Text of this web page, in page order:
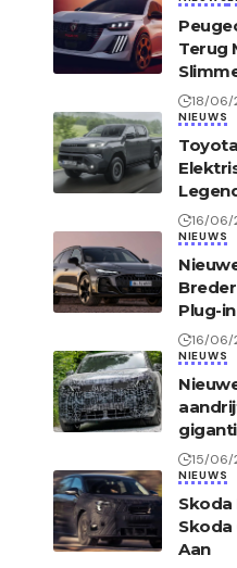
Terug
18/06/
NIEUWS
16/06/
NIEUWS
Plug-
16/06/
NIEUWS
15/06/
NIEUWS
Skoda
Skoda
Aan